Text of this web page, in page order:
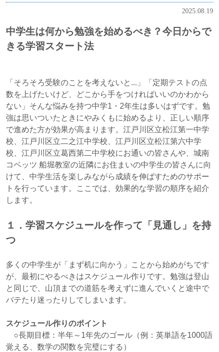
2025.08.19
中学生は何から勉強を始めるべき？今日からで
きる学習スタート法
「そろそろ受験のことを考えないと...」「定期テストの点
数を上げたいけど、どこから手をつければいいのかわから
ない」そんな悩みを持つ中学1・2年生は多いはずです。勉
強は思いついたときにやみくもに始めるより、正しい順序
で進めた方が効果が高まります。江戸川区立松江第一中学
校、江戸川区立二之江中学校、江戸川区立松江第六中学
校、江戸川区立葛西第二中学校にお通いの皆さんや、城南
コベッツ 船堀教室の近隣にお住まいの中学生の皆さんに向
けて、中学生活を楽しみながら成績を伸ばすためのサポー
トを行っています。ここでは、効果的な学習の順序を紹介
します。
１．学習スケジュールを作って「見通し」を持
つ
多くの中学生が「まず机に向かう」ことから始めがちです
が、最初にやるべきはスケジュール作りです。勉強は登山
と同じで、山頂までの道筋を考えずに進んでいくと途中で
バテたり迷ったりしてしまいます。
スケジュール作りのポイント
○長期目標：半年～1年先のゴール（例：英単語を1000語
覚える、数学の関数を完璧にする）